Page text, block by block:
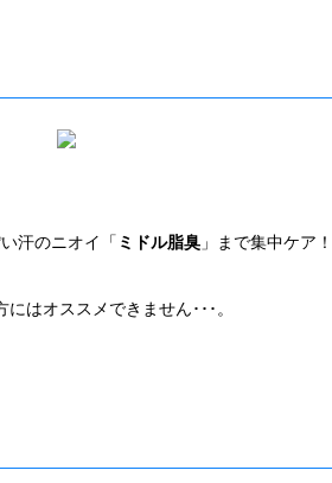
汗のニオイ「 ミドル脂臭 」まで集中ケア！
はオススメできません･･･。